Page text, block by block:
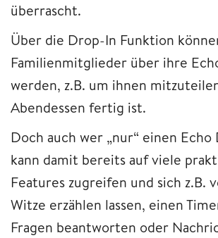
überrascht.
Über die Drop-In Funktion
Familienmitglieder über ihre
werden, z.B. um ihnen
Abendessen fertig ist.
Doch auch wer „nur“ einen
kann damit bereits auf viele
Features zugreifen und sich z.B.
Witze erzählen lassen, einen
Fragen beantworten oder